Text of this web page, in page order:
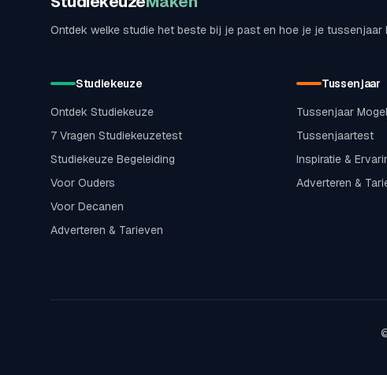
Ontdek welke studie het beste bij je past en hoe je je tussenjaar
Studiekeuze
Ontdek Studiekeuze
7 Vragen Studiekeuzetest
Studiekeuze Begeleiding
Voor Ouders
Voor Decanen
Adverteren & Tarieven
Tussenjaar
Tussenjaar
Tussenjaartest
Inspiratie &
Adverteren &